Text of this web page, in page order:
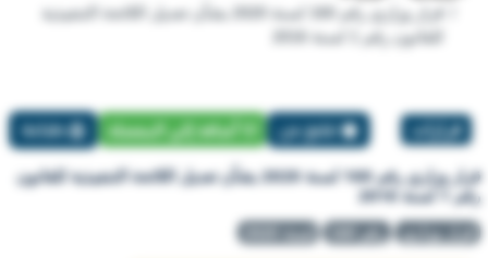
قرار وزاري رقم 160 لسنة 2020 بشأن تعديل اللائحة التنفيذية
للقانون رقم 1 لسنة 2016
قرارات تبليغ عن أضافة إلي المفضلة طباعة
قرار وزاري رقم 160 لسنة 2020 بشأن تعديل اللائحة التنفيذية للقانون
رقم 1 لسنة 2016
قرار وزاري رقم 160 لسنة 2020